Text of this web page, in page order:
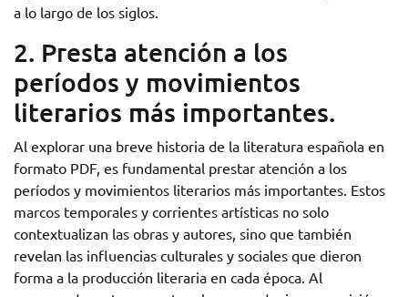
a lo largo de los siglos.
2. Presta atención a los
períodos y movimientos
literarios más importantes.
Al explorar una breve historia de la literatura española en
formato PDF, es fundamental prestar atención a los
períodos y movimientos literarios más importantes. Estos
marcos temporales y corrientes artísticas no solo
contextualizan las obras y autores, sino que también
revelan las influencias culturales y sociales que dieron
forma a la producción literaria en cada época. Al